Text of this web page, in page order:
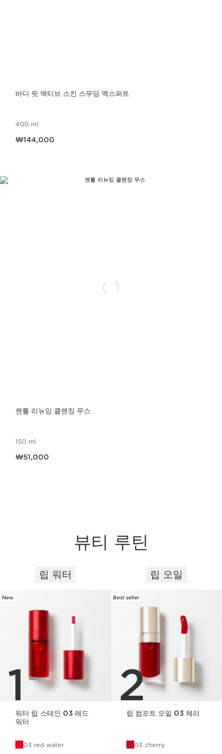
바디 핏 액티브 스킨 스무딩 엑스퍼트
400 ml
₩144,000
젠틀 리뉴잉 클렌징 무스
150 ml
₩51,000
뷰티 루틴
컨텐츠로 이동하기
립 워터
1
New
워터 립 스테인 03 레드
워터
03 red water
립 오일
2
Best seller
립 컴포트 오일 03 체리
03 cherry